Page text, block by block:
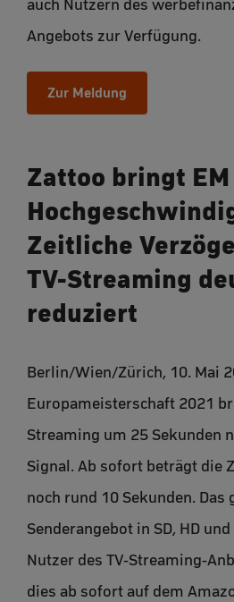
auch Nutzern des
Angebots zur Verfügung.
Zur Meldung
Zattoo bringt EM
Zeitliche
TV-Streaming
reduziert
Berlin/Wien/Zürich, 10. Mai
Europameisterschaft 2021
Streaming um 25 Sekunden
Signal. Ab sofort beträgt die
noch rund 10 Sekunden.
Senderangebot in SD, HD
Nutzer des TV-Streaming-
dies ab sofort auf dem